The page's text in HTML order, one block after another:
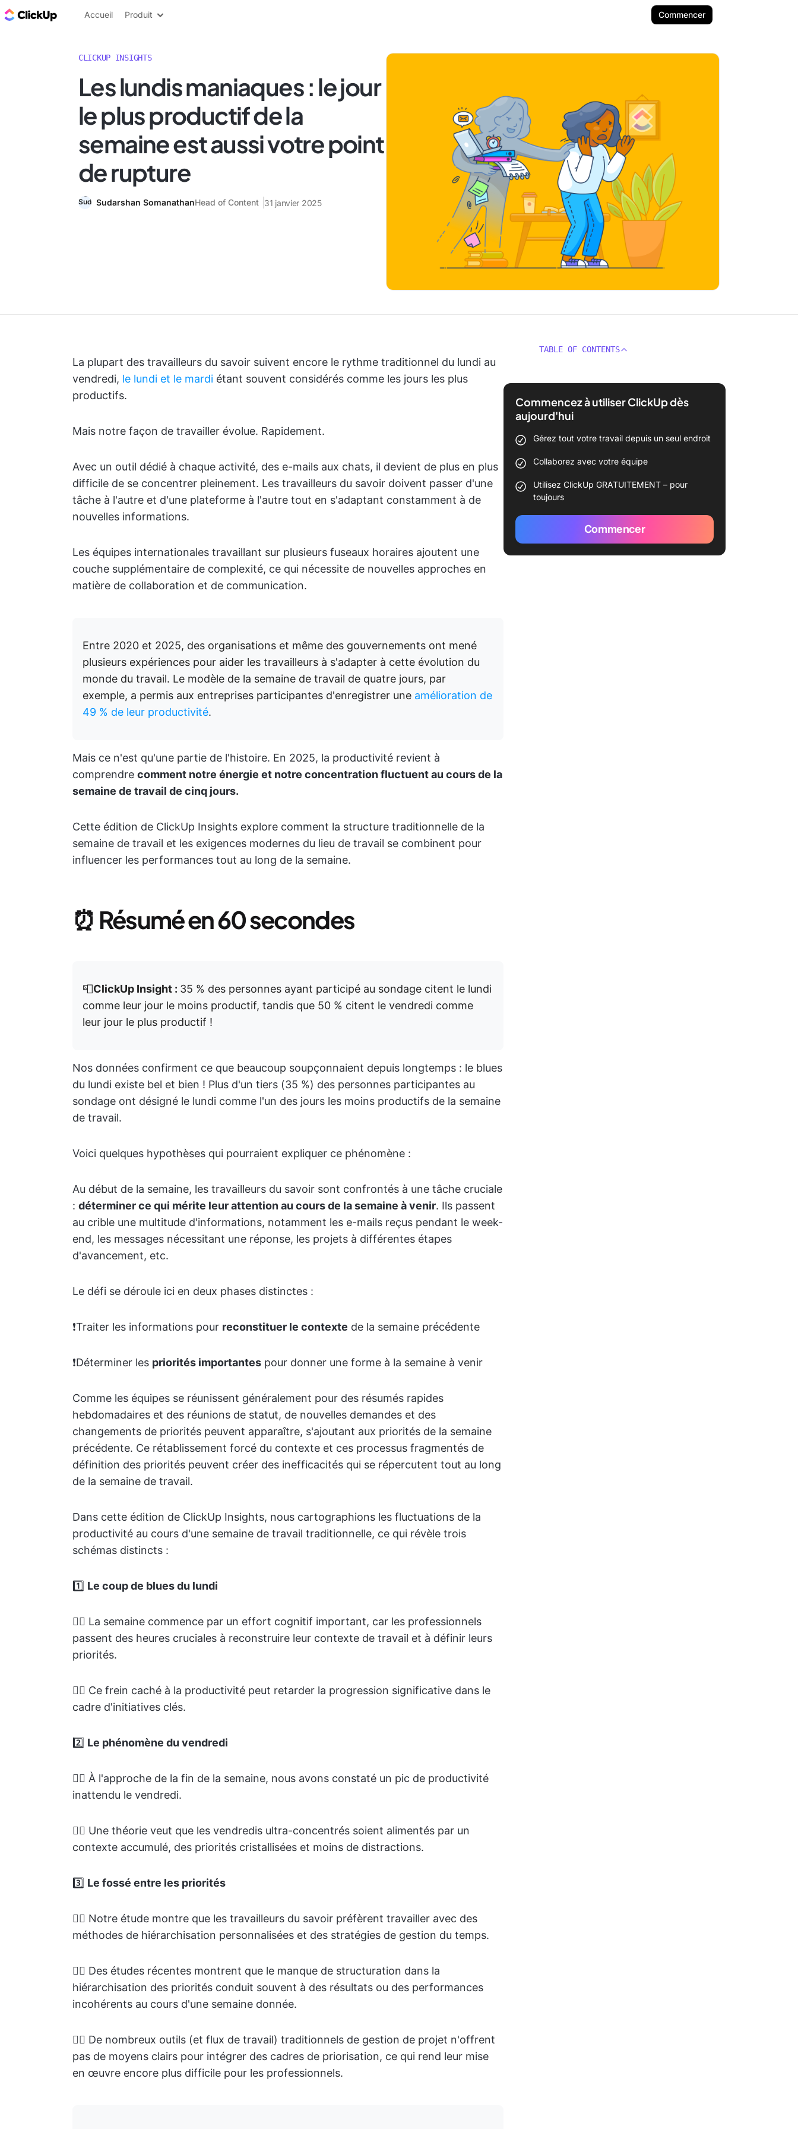
ClickUp Blog
Accueil Produit Commencer
CLICKUP INSIGHTS
Les lundis maniaques : le jour
le plus productif de la
semaine est aussi votre point
de rupture
Sudarshan SomanathanHead of Content 31 janvier 2025
La plupart des travailleurs du savoir suivent encore le rythme traditionnel du lundi au
vendredi, le lundi et le mardi étant souvent considérés comme les jours les plus
productifs.
Mais notre façon de travailler évolue. Rapidement.
Avec un outil dédié à chaque activité, des e-mails aux chats, il devient de plus en plus
difficile de se concentrer pleinement. Les travailleurs du savoir doivent passer d'une
tâche à l'autre et d'une plateforme à l'autre tout en s'adaptant constamment à de
nouvelles informations.
Les équipes internationales travaillant sur plusieurs fuseaux horaires ajoutent une
couche supplémentaire de complexité, ce qui nécessite de nouvelles approches en
matière de collaboration et de communication.
Entre 2020 et 2025, des organisations et même des gouvernements ont mené
plusieurs expériences pour aider les travailleurs à s'adapter à cette évolution du
monde du travail. Le modèle de la semaine de travail de quatre jours, par
exemple, a permis aux entreprises participantes d'enregistrer une amélioration de
49 % de leur productivité.
Mais ce n'est qu'une partie de l'histoire. En 2025, la productivité revient à
comprendre comment notre énergie et notre concentration fluctuent au cours de la
semaine de travail de cinq jours.
Cette édition de ClickUp Insights explore comment la structure traditionnelle de la
semaine de travail et les exigences modernes du lieu de travail se combinent pour
influencer les performances tout au long de la semaine.
⏰ Résumé en 60 secondes
📮ClickUp Insight : 35 % des personnes ayant participé au sondage citent le lundi
comme leur jour le moins productif, tandis que 50 % citent le vendredi comme
leur jour le plus productif !
Nos données confirment ce que beaucoup soupçonnaient depuis longtemps : le blues
du lundi existe bel et bien ! Plus d'un tiers (35 %) des personnes participantes au
sondage ont désigné le lundi comme l'un des jours les moins productifs de la semaine
de travail.
Voici quelques hypothèses qui pourraient expliquer ce phénomène :
Au début de la semaine, les travailleurs du savoir sont confrontés à une tâche cruciale
: déterminer ce qui mérite leur attention au cours de la semaine à venir. Ils passent
au crible une multitude d'informations, notamment les e-mails reçus pendant le week-
end, les messages nécessitant une réponse, les projets à différentes étapes
d'avancement, etc.
Le défi se déroule ici en deux phases distinctes :
❗️Traiter les informations pour reconstituer le contexte de la semaine précédente
❗️Déterminer les priorités importantes pour donner une forme à la semaine à venir
Comme les équipes se réunissent généralement pour des résumés rapides
hebdomadaires et des réunions de statut, de nouvelles demandes et des
changements de priorités peuvent apparaître, s'ajoutant aux priorités de la semaine
précédente. Ce rétablissement forcé du contexte et ces processus fragmentés de
définition des priorités peuvent créer des inefficacités qui se répercutent tout au long
de la semaine de travail.
Dans cette édition de ClickUp Insights, nous cartographions les fluctuations de la
productivité au cours d'une semaine de travail traditionnelle, ce qui révèle trois
schémas distincts :
1️⃣ Le coup de blues du lundi
👉🏽 La semaine commence par un effort cognitif important, car les professionnels
passent des heures cruciales à reconstruire leur contexte de travail et à définir leurs
priorités.
👉🏽 Ce frein caché à la productivité peut retarder la progression significative dans le
cadre d'initiatives clés.
2️⃣ Le phénomène du vendredi
👉🏽 À l'approche de la fin de la semaine, nous avons constaté un pic de productivité
inattendu le vendredi.
👉🏽 Une théorie veut que les vendredis ultra-concentrés soient alimentés par un
contexte accumulé, des priorités cristallisées et moins de distractions.
3️⃣ Le fossé entre les priorités
👉🏽 Notre étude montre que les travailleurs du savoir préfèrent travailler avec des
méthodes de hiérarchisation personnalisées et des stratégies de gestion du temps.
👉🏽 Des études récentes montrent que le manque de structuration dans la
hiérarchisation des priorités conduit souvent à des résultats ou des performances
incohérents au cours d'une semaine donnée.
👉🏽 De nombreux outils (et flux de travail) traditionnels de gestion de projet n'offrent
pas de moyens clairs pour intégrer des cadres de priorisation, ce qui rend leur mise
en œuvre encore plus difficile pour les professionnels.
TABLE OF CONTENTS
Commencez à utiliser ClickUp dès
aujourd'hui
Gérez tout votre travail depuis un seul endroit
Collaborez avec votre équipe
Utilisez ClickUp GRATUITEMENT – pour
toujours
Commencer